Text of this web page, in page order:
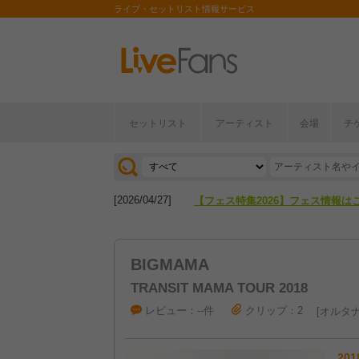
ライブ・セットリスト情報サービス
セットリスト アーティスト 会場 チ
[2026/07/28] 【ライブ動員ランキング】2026年
[2026/04/27] 【フェス特集2026】フェス情報は
BIGMAMA
TRANSIT MAMA TOUR 2018
レビュー：--件 クリップ：2 オルタ